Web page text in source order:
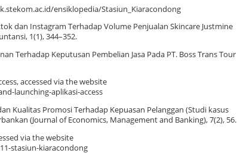
ensiklopedia/Stasiun_Kiaracondong
dan Instagram Terhadap Volume Penjualan Skincare Justmine
1(1), 344–352.
Terhadap Keputusan Pembelian Jasa Pada PT. Boss Trans Tour
accessed via the website
launching-aplikasi-access
Kualitas Promosi Terhadap Kepuasan Pelanggan (Studi kasus
(Journal of Economics, Management and Banking), 7(2), 56.
via the website
stasiun-kiaracondong